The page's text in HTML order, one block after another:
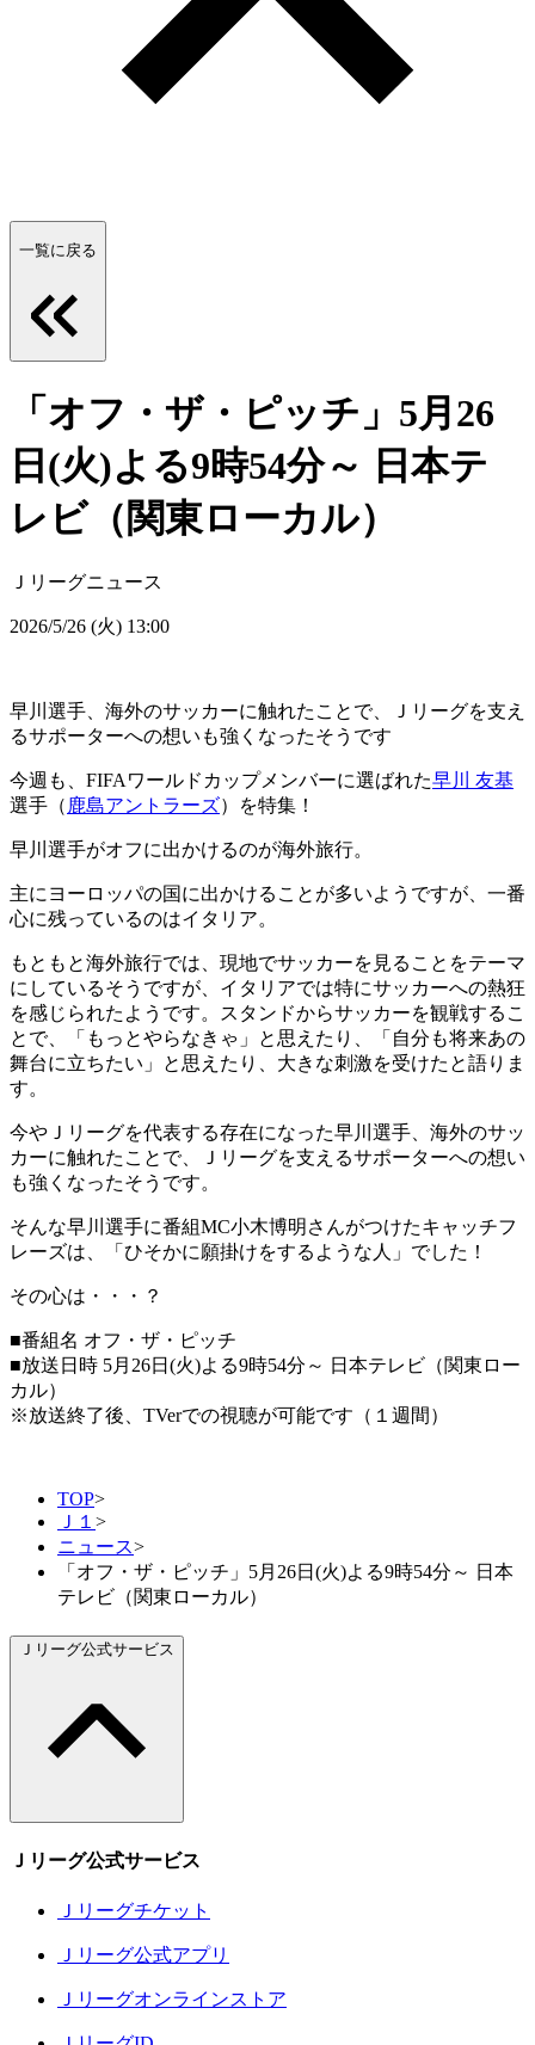
一覧に戻る
「オフ・ザ・ピッチ」5月26
日(火)よる9時54分～ 日本テ
レビ（関東ローカル）
Ｊリーグニュース
2026/5/26 (火) 13:00
早川選手、海外のサッカーに触れたことで、Ｊリーグを支え
るサポーターへの想いも強くなったそうです
今週も、FIFAワールドカップメンバーに選ばれた早川 友基
選手（ 鹿島アントラーズ）を特集！
早川選手がオフに出かけるのが海外旅行。
主にヨーロッパの国に出かけることが多いようですが、一番
心に残っているのはイタリア。
もともと海外旅行では、現地でサッカーを見ることをテーマ
にしているそうですが、イタリアでは特にサッカーへの熱狂
を感じられたようです。スタンドからサッカーを観戦するこ
とで、「もっとやらなきゃ」と思えたり、「自分も将来あの
舞台に立ちたい」と思えたり、大きな刺激を受けたと語りま
す。
今やＪリーグを代表する存在になった早川選手、海外のサッ
カーに触れたことで、Ｊリーグを支えるサポーターへの想い
も強くなったそうです。
そんな早川選手に番組MC小木博明さんがつけたキャッチフ
レーズは、「ひそかに願掛けをするような人」でした！
その心は・・・？
■番組名 オフ・ザ・ピッチ
■放送日時 5月26日(火)よる9時54分～ 日本テレビ（関東ロー
カル）
※放送終了後、TVerでの視聴が可能です（１週間）
TOP>
Ｊ１ >
ニュース>
「オフ・ザ・ピッチ」5月26日(火)よる9時54分～ 日本
テレビ（関東ローカル）
Ｊリーグ公式サービス
Ｊリーグ公式サービス
Ｊリーグチケット
Ｊリーグ公式アプリ
Ｊリーグオンラインストア